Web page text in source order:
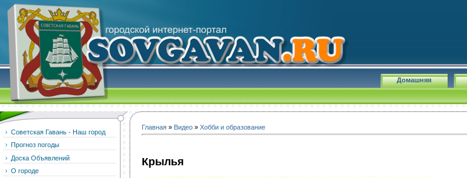
Домашняя
Советская Гавань - Наш город
Прогноз погоды
Доска Объявлений
О городе
Главная » Видео » Хобби и образование
Крылья